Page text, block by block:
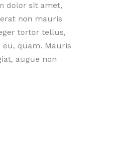
dolor sit amet,
non mauris
tortor tellus,
quam. Mauris
augue non